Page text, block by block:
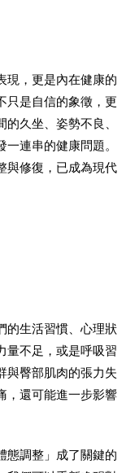
現，更是內在健康的
只是自信的象徵，更
久坐、姿勢不良、
連串的健康問題。
與修復，已成為現代
的生活習慣、心理狀
量不足，或是呼吸習
與臀部肌肉的張力失
，還可能進一步影響
態調整」成了關鍵的